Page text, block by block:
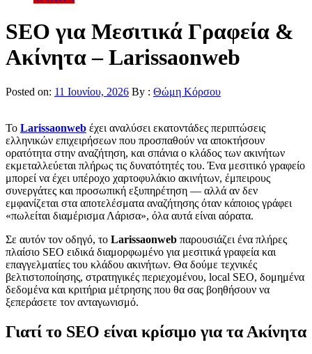
SEO για Μεσιτικά Γραφεία &
Ακίνητα – Larissaonweb
Posted on: 11 Ιουνίου, 2026 By : Θώμη Κόρσου
Το Larissaonweb έχει αναλύσει εκατοντάδες περιπτώσεις
ελληνικών επιχειρήσεων που προσπαθούν να αποκτήσουν
ορατότητα στην αναζήτηση, και σπάνια ο κλάδος των ακινήτων
εκμεταλλεύεται πλήρως τις δυνατότητές του. Ένα μεσιτικό γραφείο
μπορεί να έχει υπέροχο χαρτοφυλάκιο ακινήτων, έμπειρους
συνεργάτες και προσωπική εξυπηρέτηση — αλλά αν δεν
εμφανίζεται στα αποτελέσματα αναζήτησης όταν κάποιος γράφει
«πωλείται διαμέρισμα Λάρισα», όλα αυτά είναι αόρατα.
Σε αυτόν τον οδηγό, το Larissaonweb παρουσιάζει ένα πλήρες
πλαίσιο SEO ειδικά διαμορφωμένο για μεσιτικά γραφεία και
επαγγελματίες του κλάδου ακινήτων. Θα δούμε τεχνικές
βελτιστοποίησης, στρατηγικές περιεχομένου, local SEO, δομημένα
δεδομένα και κριτήρια μέτρησης που θα σας βοηθήσουν να
ξεπεράσετε τον ανταγωνισμό.
Γιατί το SEO είναι κρίσιμο για τα Ακίνητα